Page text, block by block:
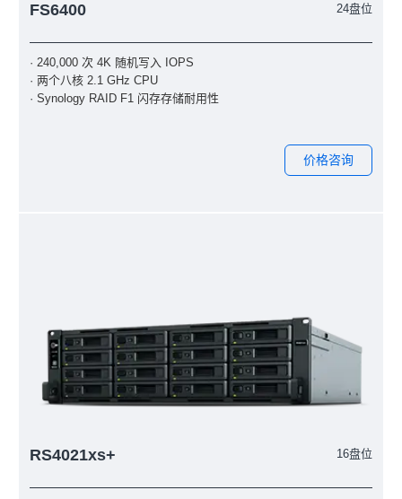
FS6400 24盘位
· 240,000 次 4K 随机写入 IOPS
· 两个八核 2.1 GHz CPU
· Synology RAID F1 闪存存储耐用性
价格咨询
RS4021xs+ 16盘位